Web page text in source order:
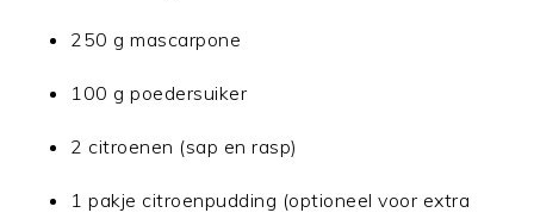
250 g mascarpone
100 g poedersuiker
2 citroenen (sap en rasp)
1 pakje citroenpudding (optioneel voor extra